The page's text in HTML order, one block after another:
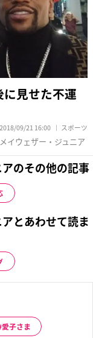
見せた不運
2018/09/21 16:00 スポーツ
イウェザー・ジュニア
のその他の記事
とあわせて読ま
愛子さま